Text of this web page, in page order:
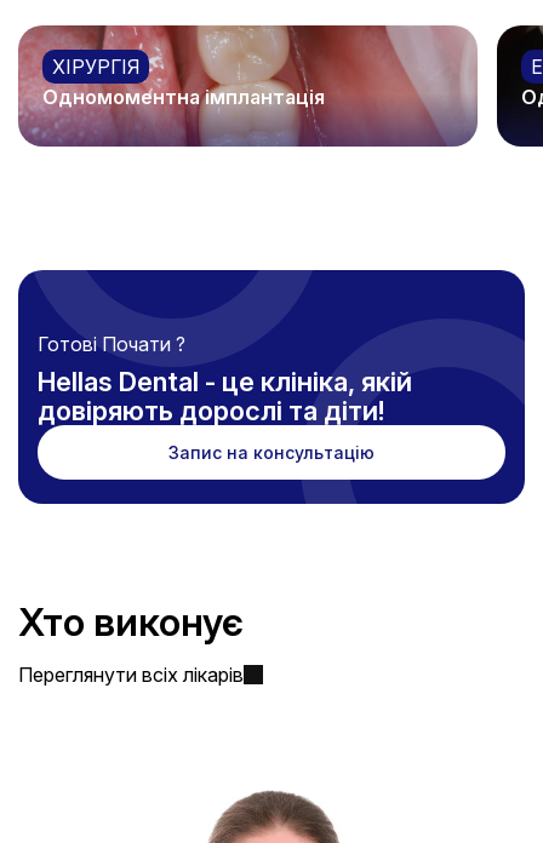
ХІРУРГІЯ
Одномоментна імплантація
Детальніше
Готові Почати ?
Hellas Dental - це клініка, якій
довіряють дорослі та діти!
Запис на консультацію
Хто виконує
Переглянути всіх лікарів